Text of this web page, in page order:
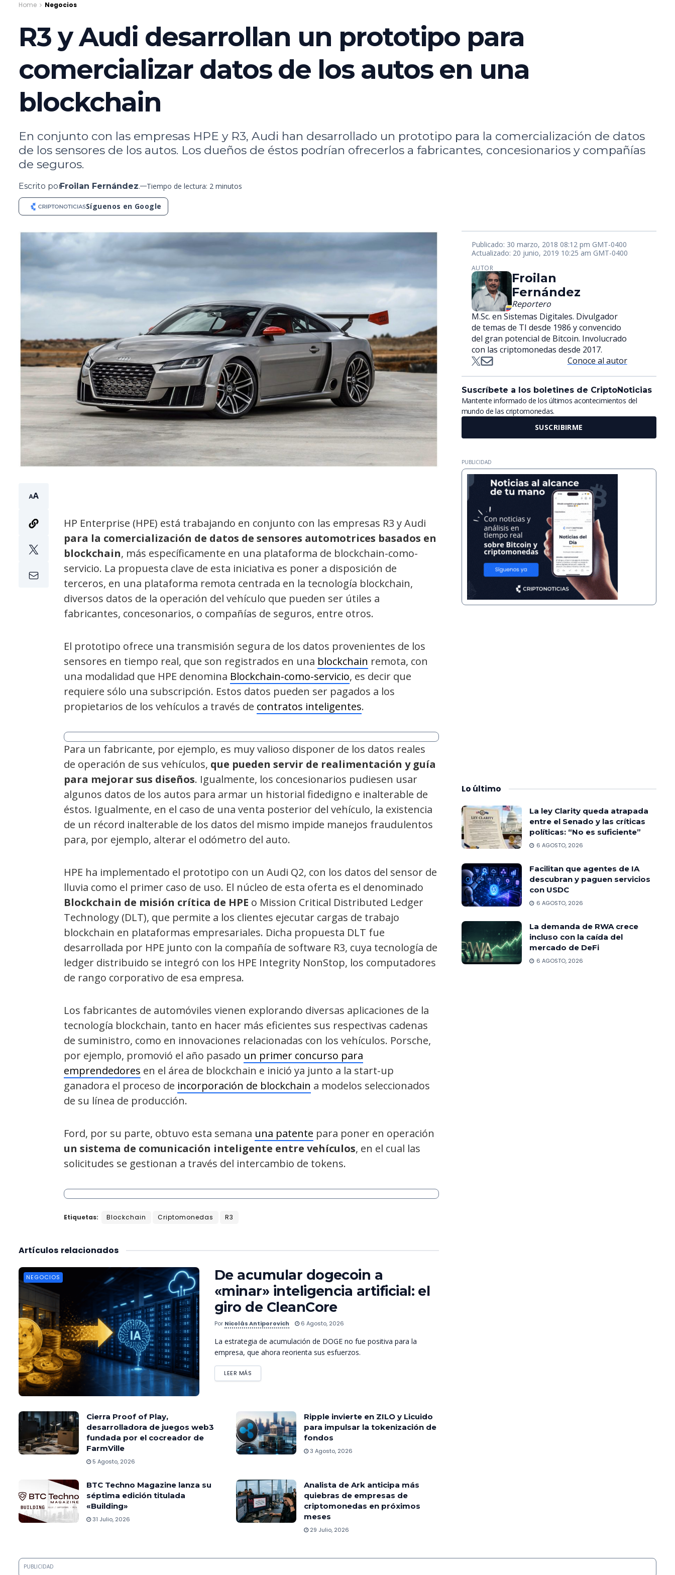
Home Negocios
R3 y Audi desarrollan un prototipo para
comercializar datos de los autos en una
blockchain
En conjunto con las empresas HPE y R3, Audi han desarrollado un prototipo para la comercialización de datos
de los sensores de los autos. Los dueños de éstos podrían ofrecerlos a fabricantes, concesionarios y compañías
de seguros.
Escrito porFroilan Fernández. Tiempo de lectura: 2 minutos
Síguenos en Google
HP Enterprise (HPE) está trabajando en conjunto con las empresas R3 y Audi
para la comercialización de datos de sensores automotrices basados ​​en
blockchain, más específicamente en una plataforma de blockchain-como-
servicio. La propuesta clave de esta iniciativa es poner a disposición de
terceros, en una plataforma remota centrada en la tecnología blockchain,
diversos datos de la operación del vehículo que pueden ser útiles a
fabricantes, concesonarios, o compañías de seguros, entre otros.
El prototipo ofrece una transmisión segura de los datos provenientes de los
sensores en tiempo real, que son registrados en una blockchain remota, con
una modalidad que HPE denomina Blockchain-como-servicio, es decir que
requiere sólo una subscripción. Estos datos pueden ser pagados a los
propietarios de los vehículos a través de contratos inteligentes.
Para un fabricante, por ejemplo, es muy valioso disponer de los datos reales
de operación de sus vehículos, que pueden servir de realimentación y guía
para mejorar sus diseños. Igualmente, los concesionarios pudiesen usar
algunos datos de los autos para armar un historial fidedigno e inalterable de
éstos. Igualmente, en el caso de una venta posterior del vehículo, la existencia
de un récord inalterable de los datos del mismo impide manejos fraudulentos
para, por ejemplo, alterar el odómetro del auto.
HPE ha implementado el prototipo con un Audi Q2, con los datos del sensor de
lluvia como el primer caso de uso. El núcleo de esta oferta es el denominado
Blockchain de misión crítica de HPE o Mission Critical Distributed Ledger
Technology (DLT), que permite a los clientes ejecutar cargas de trabajo
blockchain en plataformas empresariales. Dicha propuesta DLT fue
desarrollada por HPE junto con la compañía de software R3, cuya tecnología de
ledger distribuido se integró con los HPE Integrity NonStop, los computadores
de rango corporativo de esa empresa.
Los fabricantes de automóviles vienen explorando diversas aplicaciones de la
tecnología blockchain, tanto en hacer más eficientes sus respectivas cadenas
de suministro, como en innovaciones relacionadas con los vehículos. Porsche,
por ejemplo, promovió el año pasado un primer concurso para
emprendedores en el área de blockchain e inició ya junto a la start-up
ganadora el proceso de incorporación de blockchain a modelos seleccionados
de su línea de producción.
Ford, por su parte, obtuvo esta semana una patente para poner en operación
un sistema de comunicación inteligente entre vehículos, en el cual las
solicitudes se gestionan a través del intercambio de tokens.
Etiquetas: Blockchain Criptomonedas R3
relacionados
Artículos
NEGOCIOS
De acumular dogecoin a
«minar» inteligencia artificial: el
giro de CleanCore
Por Nicolás Antiporovich 6 Agosto, 2026
La estrategia de acumulación de DOGE no fue positiva para la
empresa, que ahora reorienta sus esfuerzos.
LEER MÁS
Cierra Proof of Play,
desarrolladora de juegos web3
fundada por el cocreador de
FarmVille
5 Agosto, 2026
Ripple invierte en ZILO y Licuido
para impulsar la tokenización de
fondos
3 Agosto, 2026
BTC Techno Magazine lanza su
séptima edición titulada
«Building»
31 Julio, 2026
Analista de Ark anticipa más
quiebras de empresas de
criptomonedas en próximos
meses
29 Julio, 2026
Publicado: 30 marzo, 2018 08:12 pm GMT-0400
Actualizado: 20 junio, 2019 10:25 am GMT-0400
AUTOR
Froilan
Fernández
Reportero
M.Sc. en Sistemas Digitales. Divulgador
de temas de TI desde 1986 y convencido
del gran potencial de Bitcoin. Involucrado
con las criptomonedas desde 2017.
Conoce al autor
Suscríbete a los boletines de CriptoNoticias
Mantente informado de los últimos acontecimientos del
mundo de las criptomonedas.
SUSCRIBIRME
PUBLICIDAD
Lo último
La ley Clarity queda atrapada
entre el Senado y las críticas
políticas: “No es suficiente”
6 AGOSTO, 2026
Facilitan que agentes de IA
descubran y paguen servicios
con USDC
6 AGOSTO, 2026
La demanda de RWA crece
incluso con la caída del
mercado de DeFi
6 AGOSTO, 2026
PUBLICIDAD